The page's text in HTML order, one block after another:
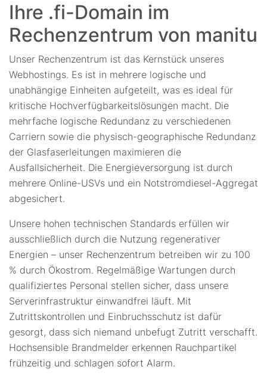
Ihre .fi-Domain im
Rechenzentrum von manitu
Unser Rechenzentrum ist das Kernstück unseres
Webhostings. Es ist in mehrere logische und
unabhängige Einheiten aufgeteilt, was es ideal für
kritische Hochverfügbarkeitslösungen macht. Die
mehrfache logische Redundanz zu verschiedenen
Carriern sowie die physisch-geographische Redundanz
der Glasfaserleitungen maximieren die
Ausfallsicherheit. Die Energieversorgung ist durch
mehrere Online-USVs und ein Notstromdiesel-Aggregat
abgesichert.
Unsere hohen technischen Standards erfüllen wir
ausschließlich durch die Nutzung regenerativer
Energien – unser Rechenzentrum betreiben wir zu 100
% durch Ökostrom. Regelmäßige Wartungen durch
qualifiziertes Personal stellen sicher, dass unsere
Serverinfrastruktur einwandfrei läuft. Mit
Zutrittskontrollen und Einbruchsschutz ist dafür
gesorgt, dass sich niemand unbefugt Zutritt verschafft.
Hochsensible Brandmelder erkennen Rauchpartikel
frühzeitig und schlagen sofort Alarm.